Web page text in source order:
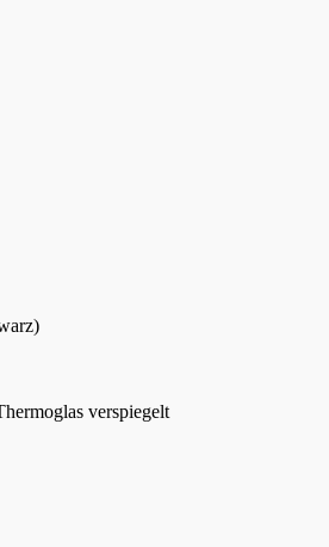
verspiegelt